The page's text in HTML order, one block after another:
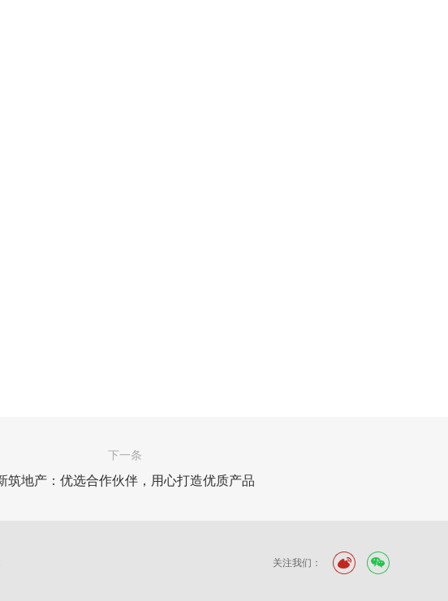
下一条
筑地产：优选合作伙伴，用心打造优质产品
关注我们：